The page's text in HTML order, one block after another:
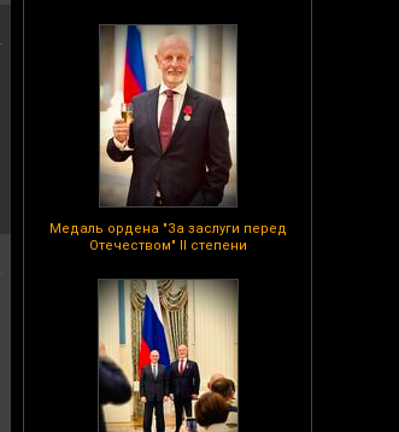
Медаль ордена "За заслуги перед
Отечеством" II степени